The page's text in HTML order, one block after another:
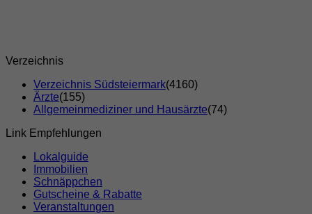
Verzeichnis
Verzeichnis Südsteiermark(4160)
Ärzte(155)
Allgemeinmediziner und Hausärzte(74)
Link Empfehlungen
Lokalguide
Immobilien
Schnäppchen
Gutscheine & Rabatte
Veranstaltungen